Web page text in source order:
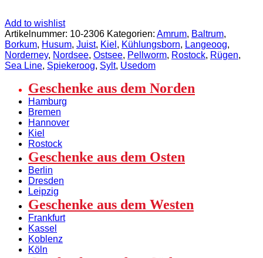
Add to wishlist
Artikelnummer: 10-2306 Kategorien: Amrum, Baltrum,
Borkum, Husum, Juist, Kiel , Kühlungsborn, Langeoog,
Norderney, Nordsee, Ostsee, Pellworm, Rostock, Rügen,
Sea Line, Spiekeroog, Sylt, Usedom
Geschenke aus dem Norden
Hamburg
Bremen
Hannover
Kiel
Rostock
Geschenke aus dem Osten
Berlin
Dresden
Leipzig
Geschenke aus dem Westen
Frankfurt
Kassel
Koblenz
Köln